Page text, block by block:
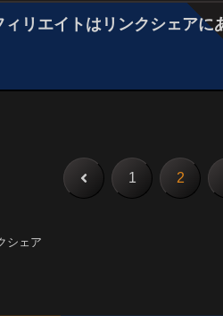
ィリエイトはリンクシェアに
前 1 2
シェア